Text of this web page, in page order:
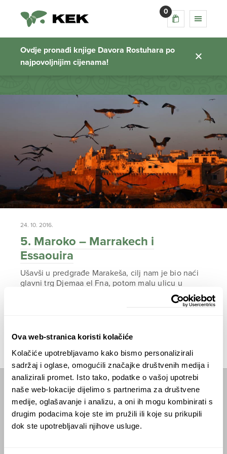
Ova web-stranica koristi kolačiće
Kolačiće upotrebljavamo kako bismo personalizirali
sadržaj i oglase, omogućili značajke društvenih medija i
analizirali promet. Isto tako, podatke o vašoj upotrebi
naše web-lokacije dijelimo s partnerima za društvene
medije, oglašavanje i analizu, a oni ih mogu kombinirati s
drugim podacima koje ste im pružili ili koje su prikupili
dok ste upotrebljavali njihove usluge.
0
Ovdje pronađi knjige Davora Rostuhara po
najpovoljnijim cijenama!
marocco
Početna stranica
24. 10. 2016.
5. Maroko – Marrakech i
Essaouira
Ušavši u predgrađe Marakeša, cilj nam je bio naći
glavni trg Djemaa el Fna, potom malu ulicu u
njegovom jugoistočnom kutu u kojoj se nalazi
hotel koji smo rezervirali. U zraku kao da se
Početna
Predavanja